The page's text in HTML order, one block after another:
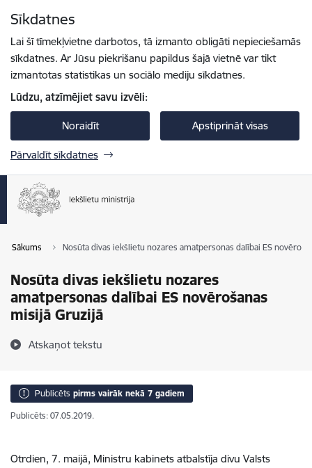
Sīkdatnes
Lai šī tīmekļvietne darbotos, tā izmanto obligāti nepieciešamās
sīkdatnes. Ar Jūsu piekrišanu papildus šajā vietnē var tikt
izmantotas statistikas un sociālo mediju sīkdatnes.
Lūdzu, atzīmējiet savu izvēli:
Noraidīt Apstiprināt visas
Pārvaldīt sīkdatnes
Sākums Nosūta divas iekšlietu nozares amatpersonas dalībai ES
Nosūta divas iekšlietu nozares
amatpersonas dalībai ES novērošanas
misijā Gruzijā
Atskaņot tekstu
Publicēts pirms vairāk nekā 7 gadiem
Publicēts: 07.05.2019.
Otrdien, 7. maijā, Ministru kabinets atbalstīja divu Valsts